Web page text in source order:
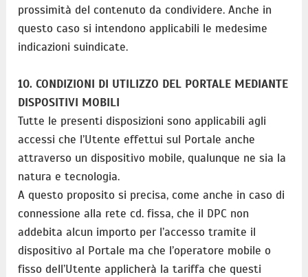
prossimità del contenuto da condividere. Anche in
questo caso si intendono applicabili le medesime
indicazioni suindicate.
10. CONDIZIONI DI UTILIZZO DEL PORTALE MEDIANTE
DISPOSITIVI MOBILI
Tutte le presenti disposizioni sono applicabili agli
accessi che l’Utente effettui sul Portale anche
attraverso un dispositivo mobile, qualunque ne sia la
natura e tecnologia.
A questo proposito si precisa, come anche in caso di
connessione alla rete cd. fissa, che il DPC non
addebita alcun importo per l’accesso tramite il
dispositivo al Portale ma che l’operatore mobile o
fisso dell’Utente applicherà la tariffa che questi